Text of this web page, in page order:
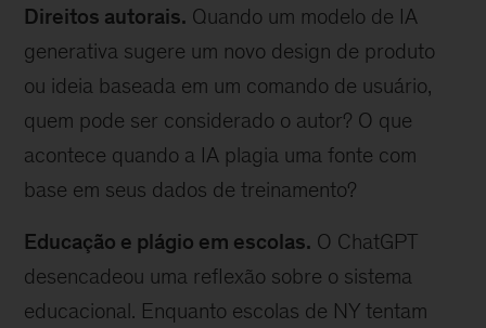
Direitos autorais. Quando um modelo de IA
generativa sugere um novo design de produto
ou ideia baseada em um comando de usuário,
quem pode ser considerado o autor? O que
acontece quando a IA plagia uma fonte com
base em seus dados de treinamento?
Educação e plágio em escolas. O ChatGPT
desencadeou uma reflexão sobre o sistema
educacional. Enquanto escolas de NY tentam